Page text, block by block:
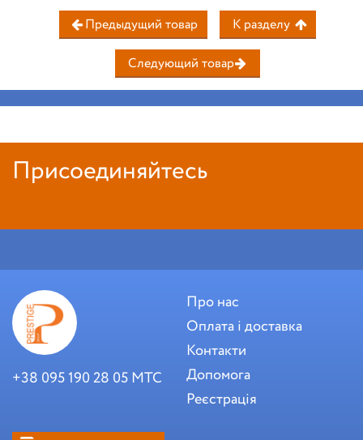
Предыдущий товар К разделу
Следующий товар
Присоединяйтесь
+38 095 190 28 05 МТС
Про нас
Оплата і доставка
Контакти
Допомога
Реєстрація